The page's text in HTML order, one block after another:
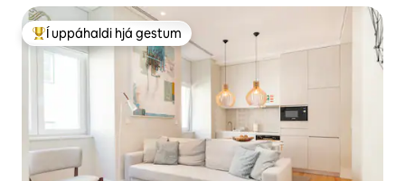
Í mestu uppáhaldi hjá gestum
Í uppáhaldi hjá gestum